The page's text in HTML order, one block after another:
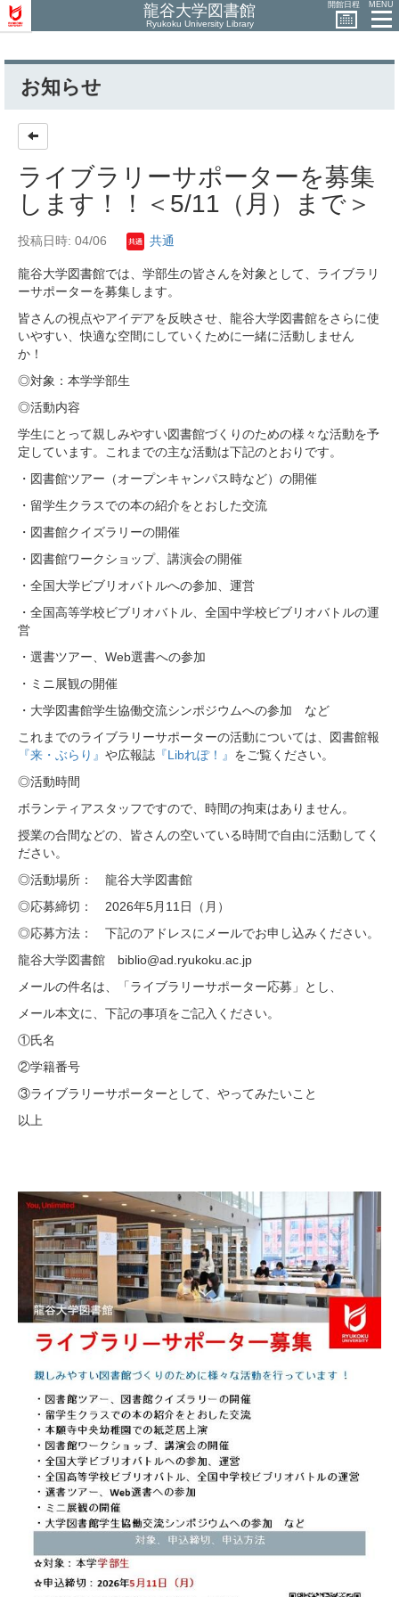
龍谷大学図書館
Ryukoku University Library
開館日程 MENU
お知らせ
ライブラリーサポーターを募集
します！！＜5/11（月）まで＞
投稿日時: 04/06 共通
龍谷大学図書館では、学部生の皆さんを対象として、ライブラリ
ーサポーターを募集します。
皆さんの視点やアイデアを反映させ、龍谷大学図書館をさらに使
いやすい、快適な空間にしていくために一緒に活動しません
か！
◎対象：本学学部生
◎活動内容
学生にとって親しみやすい図書館づくりのための様々な活動を予
定しています。これまでの主な活動は下記のとおりです。
・図書館ツアー（オープンキャンパス時など）の開催
・留学生クラスでの本の紹介をとおした交流
・図書館クイズラリーの開催
・図書館ワークショップ、講演会の開催
・全国大学ビブリオバトルへの参加、運営
・全国高等学校ビブリオバトル、全国中学校ビブリオバトルの運
営
・選書ツアー、Web選書への参加
・ミニ展観の開催
・大学図書館学生協働交流シンポジウムへの参加 など
これまでのライブラリーサポーターの活動については、図書館報
『来・ぶらり』 や広報誌 『Libれぽ！』 をご覧ください。
◎活動時間
ボランティアスタッフですので、時間の拘束はありません。
授業の合間などの、皆さんの空いている時間で自由に活動してく
ださい。
◎活動場所： 龍谷大学図書館
◎応募締切： 2026年5月11日（月）
◎応募方法： 下記のアドレスにメールでお申し込みください。
龍谷大学図書館 biblio@ad.ryukoku.ac.jp
メールの件名は、「ライブラリーサポーター応募」とし、
メール本文に、下記の事項をご記入ください。
①氏名
②学籍番号
③ライブラリーサポーターとして、やってみたいこと
以上